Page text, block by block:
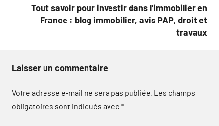
Tout savoir pour investir dans l’immobilier en
France : blog immobilier, avis PAP, droit et
travaux
Laisser un commentaire
Votre adresse e-mail ne sera pas publiée. Les champs
obligatoires sont indiqués avec*